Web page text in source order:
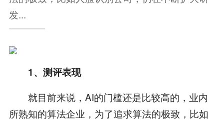
发...
1、测评表现
就目前来说，AI的门槛还是比较高的，业内
所熟知的算法企业，为了追求算法的极致，比如